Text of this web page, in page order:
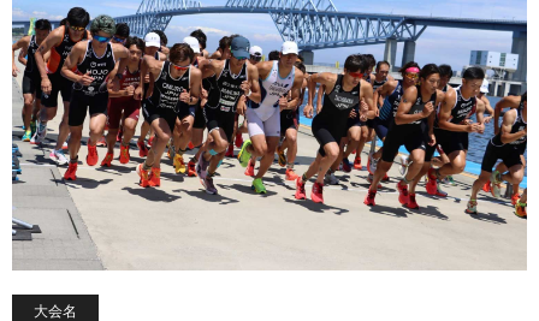
大会名